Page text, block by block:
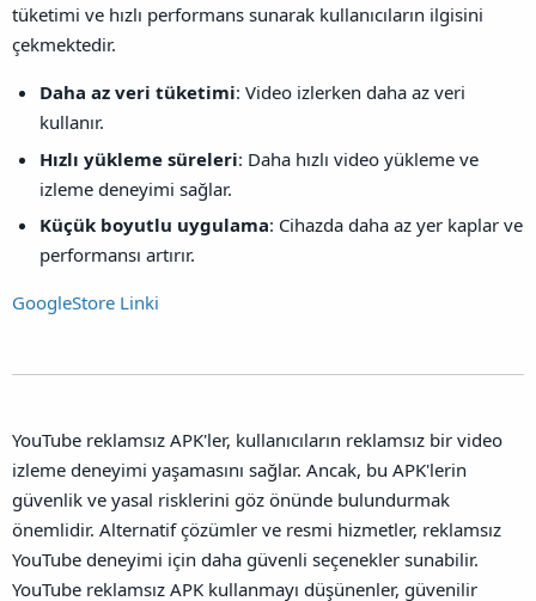
tüketimi ve hızlı performans sunarak kullanıcıların ilgisini
çekmektedir.
Daha az veri tüketimi: Video izlerken daha az veri
kullanır.
Hızlı yükleme süreleri: Daha hızlı video yükleme ve
izleme deneyimi sağlar.
Küçük boyutlu uygulama: Cihazda daha az yer kaplar ve
performansı artırır.
GoogleStore Linki
YouTube reklamsız APK'ler, kullanıcıların reklamsız bir video
izleme deneyimi yaşamasını sağlar. Ancak, bu APK'lerin
güvenlik ve yasal risklerini göz önünde bulundurmak
önemlidir. Alternatif çözümler ve resmi hizmetler, reklamsız
YouTube deneyimi için daha güvenli seçenekler sunabilir.
YouTube reklamsız APK kullanmayı düşünenler, güvenilir